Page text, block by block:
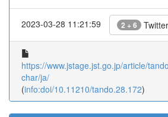
2023-03-28 11:21:59 2 + 6 Twitter
https://www.jstage.jst.go.jp/article/
char/ja/
(info:doi/10.11210/tando.28.172)